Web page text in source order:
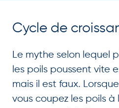
Cycle de
Le mythe selon lequel
les poils poussent vite
mais il est faux.
vous coupez les poils